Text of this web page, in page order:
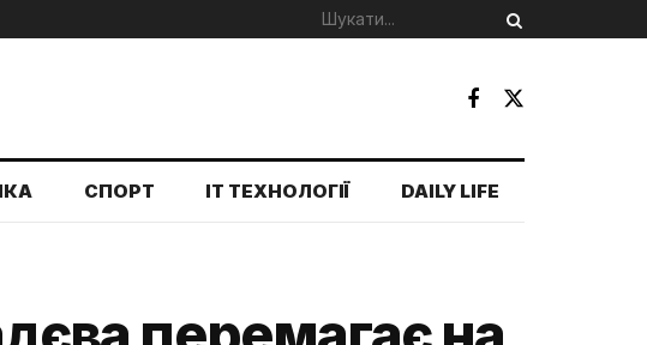
СПОРТ IT ТЕХНОЛОГІЇ DAILY LIFE